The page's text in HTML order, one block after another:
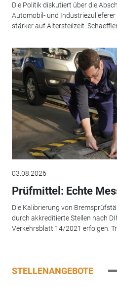
Die Politik diskutiert über die
Automobil- und
stärker auf Altersteilzeit. Schaeffler
03.08.2026
Prüfmittel: Echte
Die Kalibrierung von
durch akkreditierte Stellen nach
Verkehrsblatt 14/2021 erfolgen.
STELLENANGEBOTE